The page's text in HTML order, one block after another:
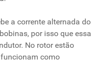
a corrente alternada do
por isso que essa
No rotor estão
como